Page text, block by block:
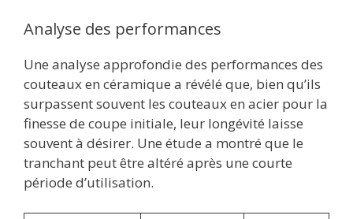
Analyse des performances
Une analyse approfondie des performances des
couteaux en céramique a révélé que, bien qu’ils
surpassent souvent les couteaux en acier pour la
finesse de coupe initiale, leur longévité laisse
souvent à désirer. Une étude a montré que le
tranchant peut être altéré après une courte
période d’utilisation.